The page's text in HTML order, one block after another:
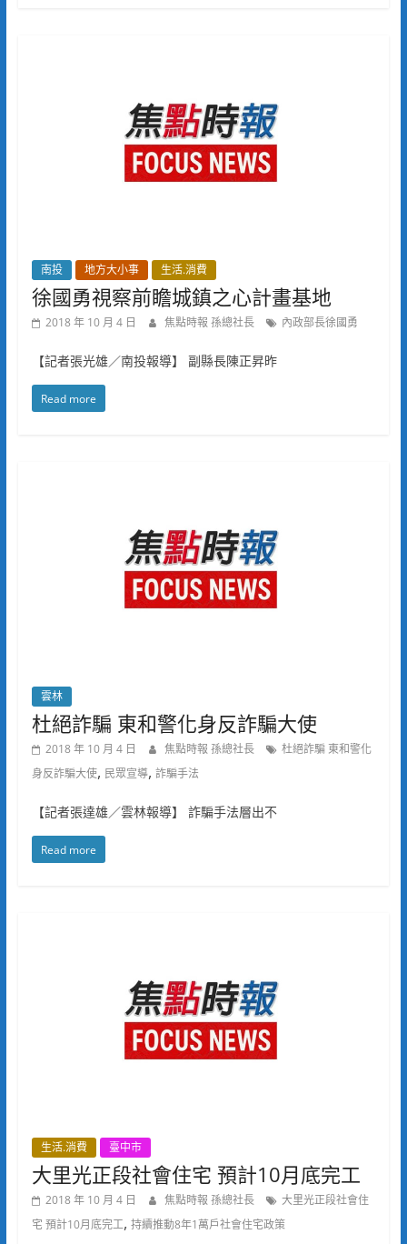
南投 地方大小事 生活.消費
徐國勇視察前瞻城鎮之心計畫基地
2018 年 10 月 4 日 焦點時報 孫總社長 內政部長徐國勇
【記者張光雄／南投報導】 副縣長陳正昇昨
Read more
雲林
杜絕詐騙 東和警化身反詐騙大使
2018 年 10 月 4 日 焦點時報 孫總社長
杜絕詐騙 東和警化
身反詐騙大使, 民眾宣導, 詐騙手法
【記者張達雄／雲林報導】 詐騙手法層出不
Read more
生活.消費 臺中市
大里光正段社會住宅 預計10月底完工
2018 年 10 月 4 日 焦點時報 孫總社長
大里光正段社會住
宅 預計10月底完工, 持續推動8年1萬戶社會住宅政策